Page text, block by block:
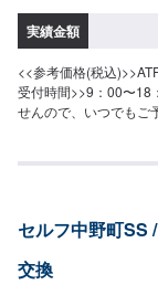
実績金額
<<参考価格(税込
受付時間>>9：00〜18
せんので、いつでもご
セルフ中野町SS
交換